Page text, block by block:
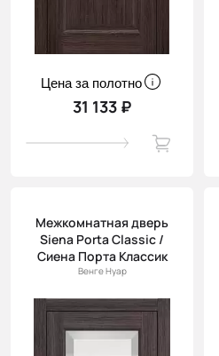
Цена за полотно
31 133 ₽
Межкомнатная дверь
Siena Porta Classic /
Сиена Порта Классик
Венге Нуар